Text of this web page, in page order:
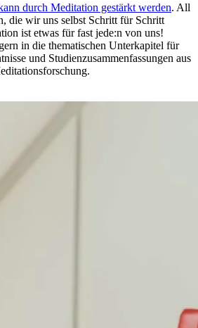
durch Medi­ta­tion gestärkt werden. All
die wir uns selbst Schritt für Schritt
ist etwas für fast jede:n von uns!
in die thematischen Unterkapitel für
und Studienzusammenfassungen aus